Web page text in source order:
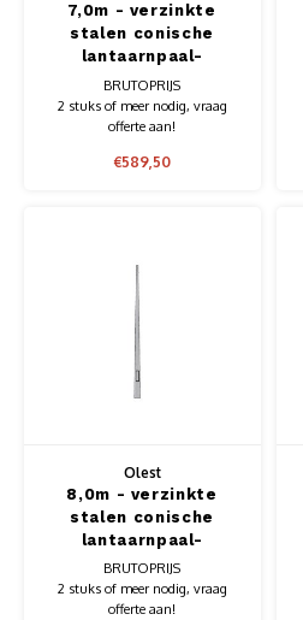
7,0m - verzinkte
stalen conische
lantaarnpaal-
lichtmast, lengte
7,0m, topmaat 60mm
BRUTOPRIJS
2 stuks of meer nodig, vraag
offerte aan!
€589,50
Olest
8,0m - verzinkte
stalen conische
lantaarnpaal-
lichtmast, lengte
8,0m, topmaat 76mm
BRUTOPRIJS
2 stuks of meer nodig, vraag
offerte aan!